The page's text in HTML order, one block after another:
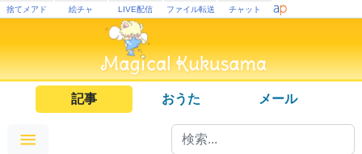
捨てメアド 絵チャ LIVE配信 ファイル転送 チャット
記事 おうた メール